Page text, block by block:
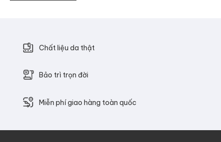
Chất liệu da thật
Bảo trì trọn đời
Miễn phí giao hàng toàn quốc